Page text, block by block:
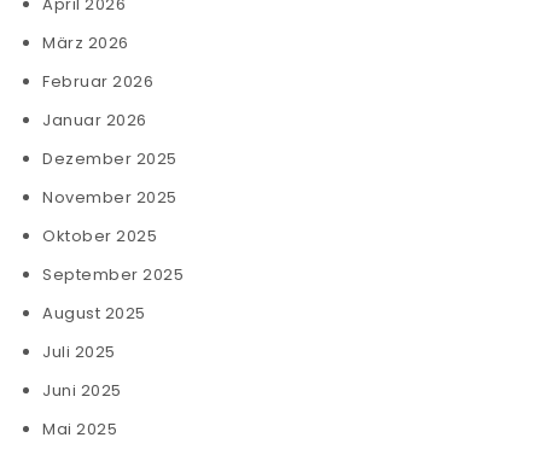
März 2026
Februar 2026
Januar 2026
Dezember 2025
November 2025
Oktober 2025
September 2025
August 2025
Juli 2025
Juni 2025
Mai 2025